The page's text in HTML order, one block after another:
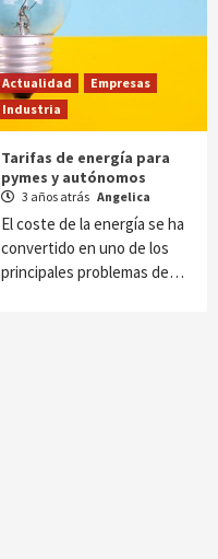
Actualidad
Empresas
Industria
Tarifas de energía para
pymes y autónomos
3 años atrás Angelica
El coste de la energía se ha
convertido en uno de los
principales problemas de…